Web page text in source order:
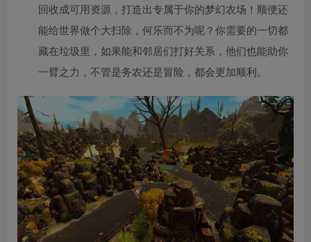
回收成可用资源，打造出专属于你的梦幻农场！顺便还
能给世界做个大扫除，何乐而不为呢？你需要的一切都
藏在垃圾里，如果能和邻居们打好关系，他们也能助你
一臂之力，不管是务农还是冒险，都会更加顺利。